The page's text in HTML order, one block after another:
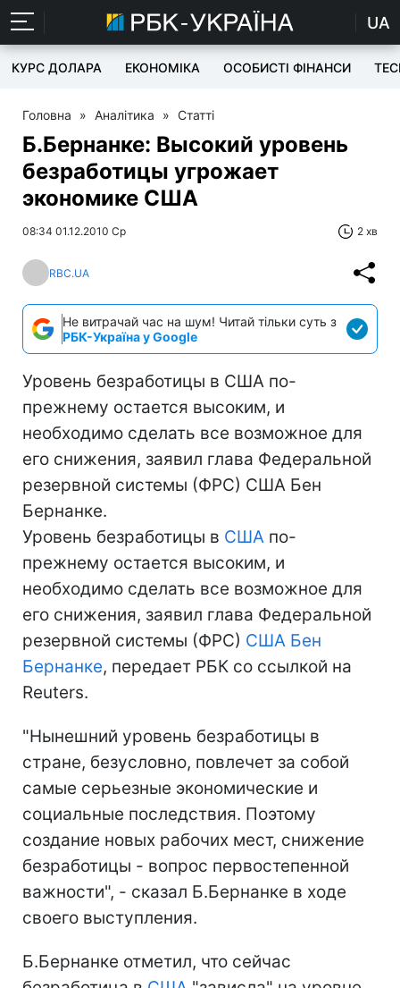
UA
КУРС ДОЛАРА ЕКОНОМІКА ОСОБИСТІ ФІНАНСИ
Головна » Аналітика » Статті
Б.Бернанке: Высокий уровень
безработицы угрожает
экономике США
08:34 01.12.2010 Ср 2 хв
RBC.UA
Не витрачай час на шум! Читай тільки суть з
РБК-Україна у Google
Уровень безработицы в США по-
прежнему остается высоким, и
необходимо сделать все возможное для
его снижения, заявил глава Федеральной
резервной системы (ФРС) США Бен
Бернанке.
Уровень безработицы в США по-
прежнему остается высоким, и
необходимо сделать все возможное для
его снижения, заявил глава Федеральной
резервной системы (ФРС) США Бен
Бернанке, передает РБК со ссылкой на
Reuters.
"Нынешний уровень безработицы в
стране, безусловно, повлечет за собой
самые серьезные экономические и
социальные последствия. Поэтому
создание новых рабочих мест, снижение
безработицы - вопрос первостепенной
важности", - сказал Б.Бернанке в ходе
своего выступления.
Б.Бернанке отметил, что сейчас